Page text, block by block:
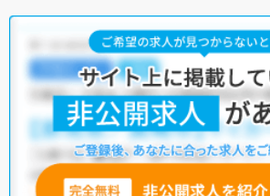
茨城県の医療事務求人では以下のような条件が
積極採用中・残業少なめ 託児所・育児補
員)・病院・クリニック・介護福祉施設
他の条件でも人気の求人がございますので、「
いただくか、お気軽にお問い合わせください。
全国の医療事務求人